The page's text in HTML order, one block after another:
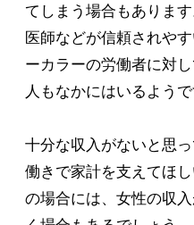
てしまう場合もありま
医師などが信頼されや
ーカラーの労働者に対
人もなかにはいるようで
十分な収入がないと思
働きで家計を支えてほ
の場合には、女性の収